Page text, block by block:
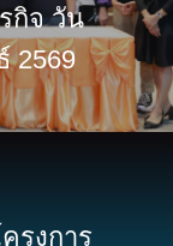
กิจ วัน
2569
รงการ